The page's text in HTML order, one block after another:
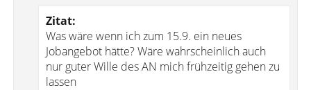
Zitat:
Was wäre wenn ich zum 15.9. ein neues
Jobangebot hätte? Wäre wahrscheinlich auch
nur guter Wille des AN mich frühzeitig gehen zu
lassen